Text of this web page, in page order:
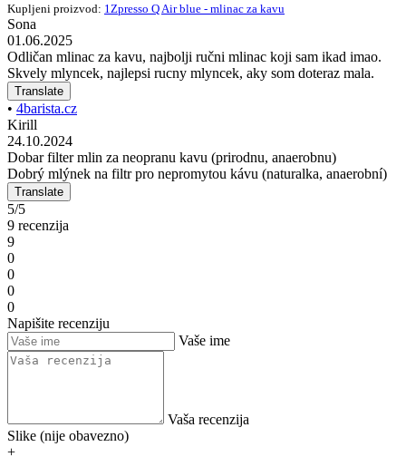
Kupljeni proizvod: 1Zpresso Q Air blue - mlinac za kavu
Sona
01.06.2025
Odličan mlinac za kavu, najbolji ručni mlinac koji sam ikad imao.
Skvely mlyncek, najlepsi rucny mlyncek, aky som doteraz mala.
Translate
• 4barista.cz
Kirill
24.10.2024
Dobar filter mlin za neopranu kavu (prirodnu, anaerobnu)
Dobrý mlýnek na filtr pro nepromytou kávu (naturalka, anaerobní)
Translate
5/5
9 recenzija
9
0
0
0
0
Napišite recenziju
Vaše ime
Vaša recenzija
Slike (nije obavezno)
+